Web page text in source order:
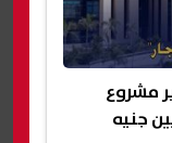
مشروع